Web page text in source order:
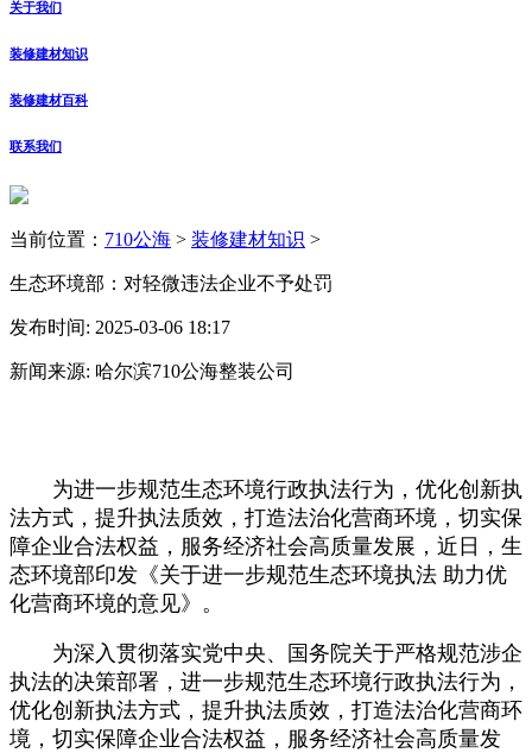
关于我们
装修建材知识
装修建材百科
联系我们
当前位置： 710公海 > 装修建材知识 >
生态环境部：对轻微违法企业不予处罚
发布时间: 2025-03-06 18:17
新闻来源: 哈尔滨710公海整装公司
为进一步规范生态环境行政执法行为，优化创新执
法方式，提升执法质效，打造法治化营商环境，切实保
障企业合法权益，服务经济社会高质量发展，近日，生
态环境部印发《关于进一步规范生态环境执法 助力优
化营商环境的意见》。
为深入贯彻落实党中央、国务院关于严格规范涉企
执法的决策部署，进一步规范生态环境行政执法行为，
优化创新执法方式，提升执法质效，打造法治化营商环
境，切实保障企业合法权益，服务经济社会高质量发